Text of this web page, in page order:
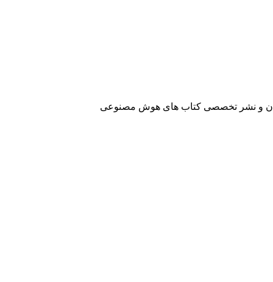
و نشر تخصصی کتاب های هوش مصنوعی